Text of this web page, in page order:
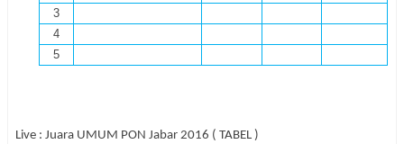
3
4
5
Live : Juara UMUM PON Jabar 2016 ( TABEL )